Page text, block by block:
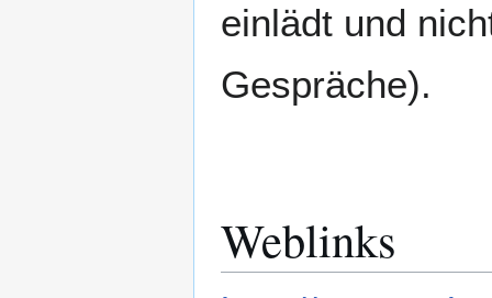
einlädt und
Gespräche).
Weblinks